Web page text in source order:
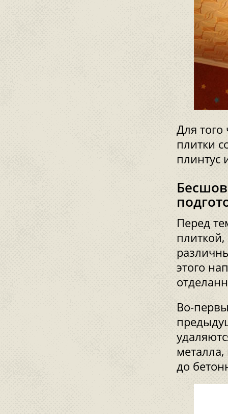
Для
плитки
плинтус
Перед
этого
Во-
до